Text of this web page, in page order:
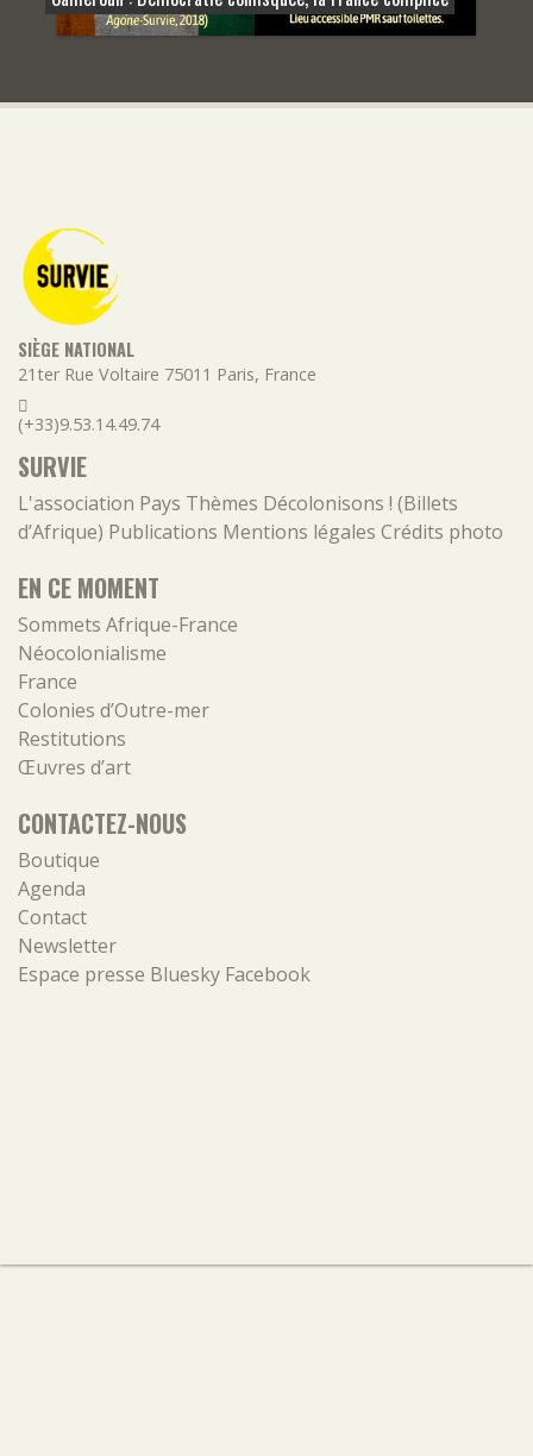
SIÈGE NATIONAL
21ter Rue Voltaire 75011 Paris, France
(+33)9.53.14.49.74
SURVIE
L'association Pays Thèmes Décolonisons ! (Billets
d’Afrique) Publications Mentions légales Crédits photo
EN CE MOMENT
Sommets Afrique-France
Néocolonialisme
France
Colonies d’Outre-mer
Restitutions
Œuvres d’art
CONTACTEZ-NOUS
Boutique
Agenda
Contact
Newsletter
Espace presse Bluesky Facebook